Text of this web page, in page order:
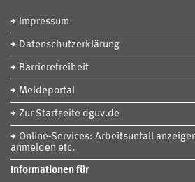
Impressum
Datenschutzerklärung
Barrierefreiheit
Meldeportal
Zur Startseite dguv.de
Online-Services: Arbeitsunfall
anmelden etc.
Informationen für